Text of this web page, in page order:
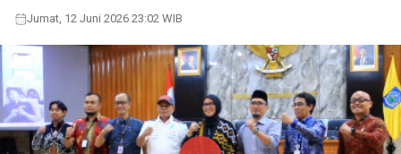
Jumat, 12 Juni 2026 23:02 WIB